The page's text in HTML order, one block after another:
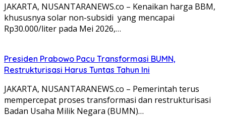
JAKARTA, NUSANTARANEWS.co – Kenaikan harga BBM,
khususnya solar non-subsidi yang mencapai
Rp30.000/liter pada Mei 2026,…
Presiden Prabowo Pacu Transformasi BUMN,
Restrukturisasi Harus Tuntas Tahun Ini
JAKARTA, NUSANTARANEWS.co – Pemerintah terus
mempercepat proses transformasi dan restrukturisasi
Badan Usaha Milik Negara (BUMN)…